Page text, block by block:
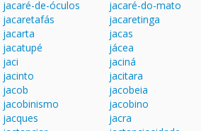
jacaré-de-óculos jacaré-do-mato
jacaretafás jacaretinga
jacarta jacas
jacatupé jácea
jaci jaciná
jacinto jacitara
jacob jacobeia
jacobinismo jacobino
jacques jacra